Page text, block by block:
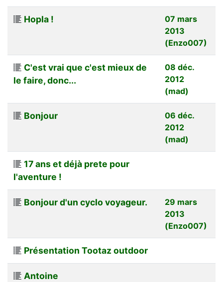
Hopla !
07 mars
2013
(Enzo007)
C'est vrai que c'est mieux de
le faire, donc...
08 déc.
2012
(mad)
Bonjour
06 déc.
2012
(mad)
17 ans et déjà prete pour
l'aventure !
Bonjour d'un cyclo voyageur.
29 mars
2013
(Enzo007)
Présentation Tootaz outdoor
Antoine